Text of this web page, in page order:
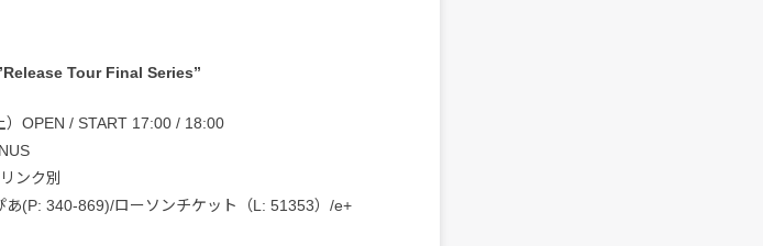
Tour Final Series”
）OPEN / START 17:00 / 18:00
ンク別
あ(P: 340-869)/ローソンチケット（L: 51353）/e+